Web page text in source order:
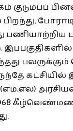
குடும்பப்
பிறந்து,
பணியாற்றிய
1968